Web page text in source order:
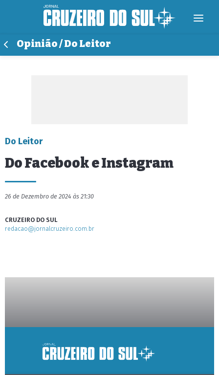
Opinião / Do Leitor
Do Leitor
Do Facebook e Instagram
26 de Dezembro de 2024 às 21:30
CRUZEIRO DO SUL
redacao@jornalcruzeiro.com.br